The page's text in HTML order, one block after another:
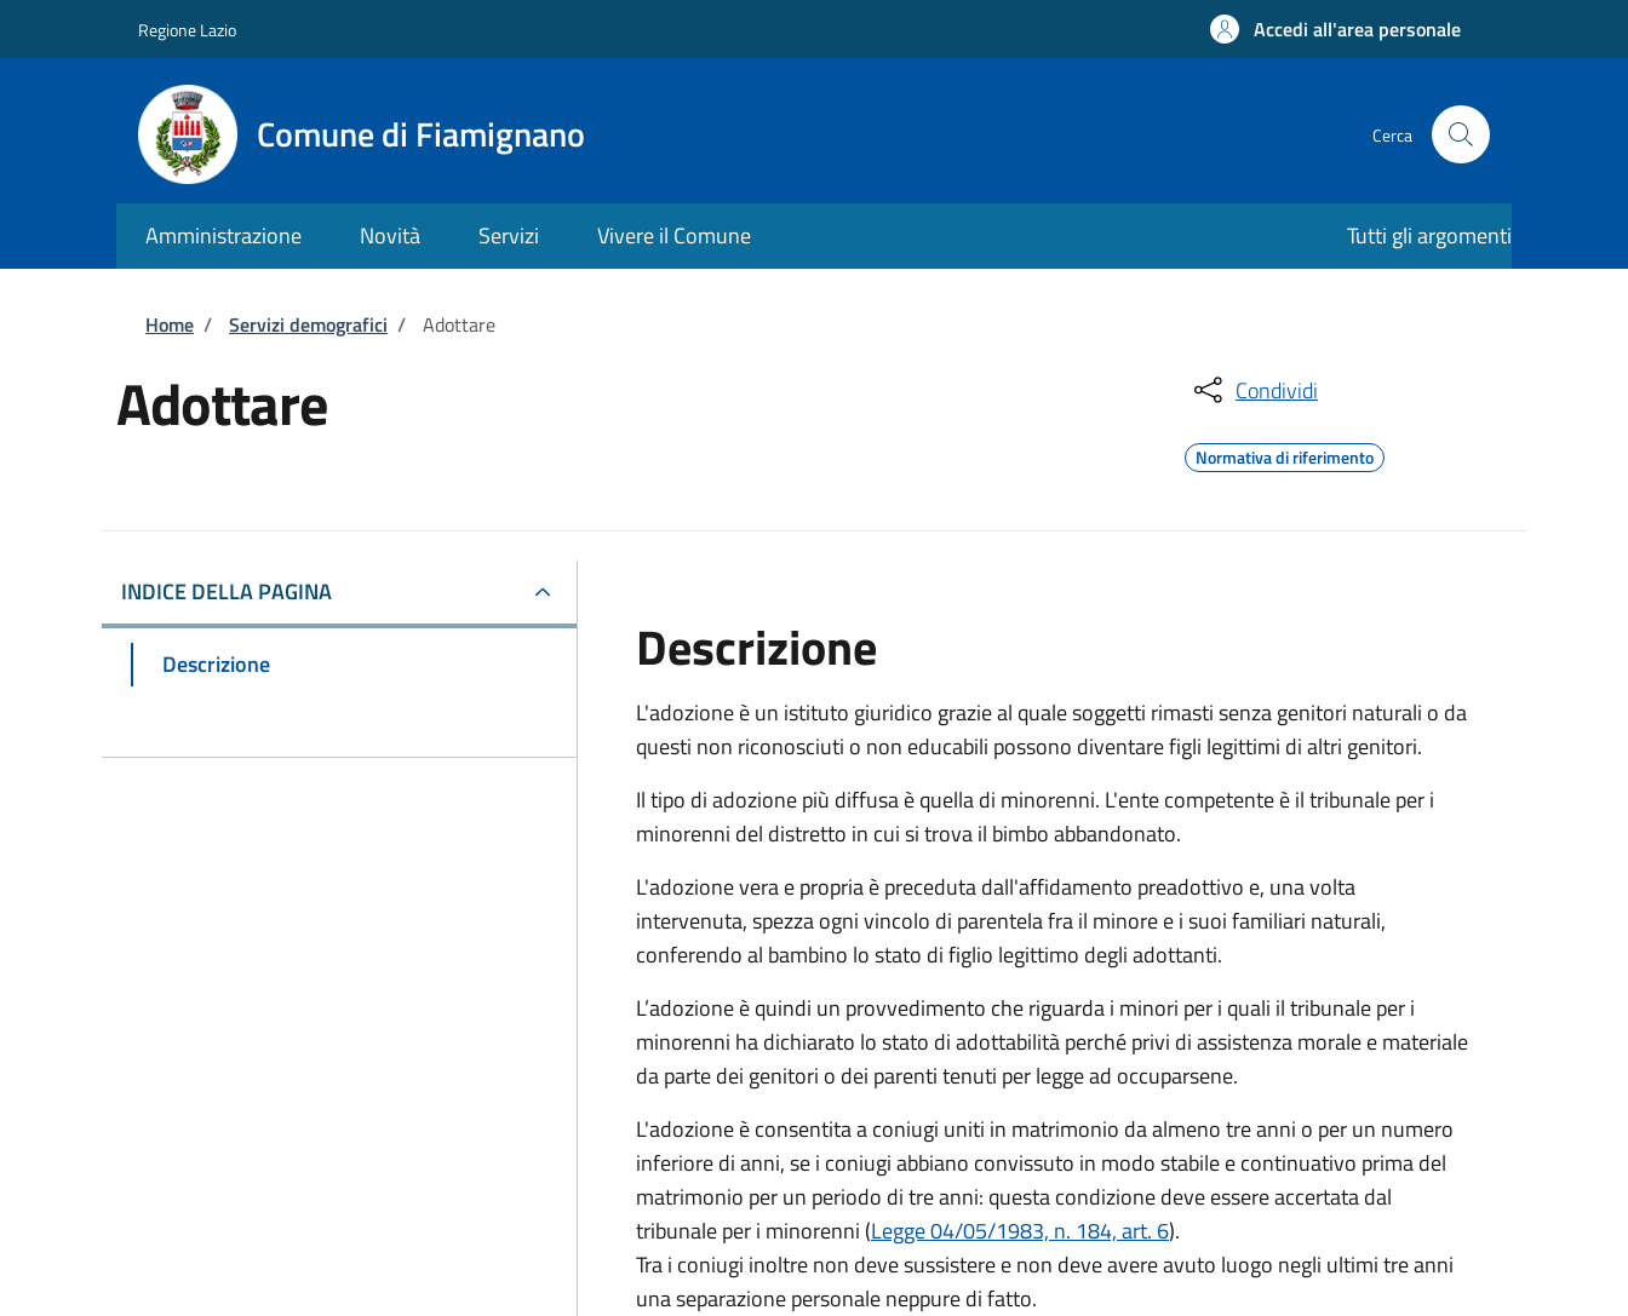
Regione Lazio Accedi all'area personale
Comune di Fiamignano Cerca
Amministrazione Novità Servizi Vivere il Comune Tutti gli argomenti
Briciole di pane
Home / Servizi demografici / Adottare
Adottare Condividi
Normativa di riferimento
INDICE DELLA PAGINA
Descrizione Descrizione
L'adozione è un istituto giuridico grazie al quale soggetti rimasti senza genitori naturali o da
questi non riconosciuti o non educabili possono diventare figli legittimi di altri genitori.
Il tipo di adozione più diffusa è quella di minorenni. L'ente competente è il tribunale per i
minorenni del distretto in cui si trova il bimbo abbandonato.
L'adozione vera e propria è preceduta dall'affidamento preadottivo e, una volta
intervenuta, spezza ogni vincolo di parentela fra il minore e i suoi familiari naturali,
conferendo al bambino lo stato di figlio legittimo degli adottanti.
L’adozione è quindi un provvedimento che riguarda i minori per i quali il tribunale per i
minorenni ha dichiarato lo stato di adottabilità perché privi di assistenza morale e materiale
da parte dei genitori o dei parenti tenuti per legge ad occuparsene.
L'adozione è consentita a coniugi uniti in matrimonio da almeno tre anni o per un numero
inferiore di anni, se i coniugi abbiano convissuto in modo stabile e continuativo prima del
matrimonio per un periodo di tre anni: questa condizione deve essere accertata dal
tribunale per i minorenni (Legge 04/05/1983, n. 184, art. 6).
Tra i coniugi inoltre non deve sussistere e non deve avere avuto luogo negli ultimi tre anni
una separazione personale neppure di fatto.